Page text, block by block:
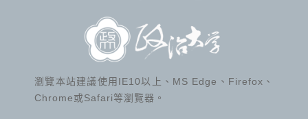
瀏覽本站建議使用IE10以上、MS Edge、Firefox、
Chrome或Safari等瀏覽器。